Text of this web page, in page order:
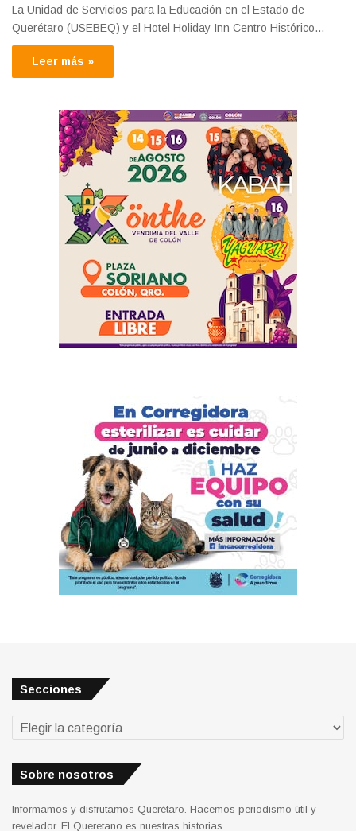
La Unidad de Servicios para la Educación en el Estado de
Querétaro (USEBEQ) y el Hotel Holiday Inn Centro Histórico…
Leer más »
Secciones
Secciones
Sobre nosotros
Informamos y disfrutamos Querétaro. Hacemos periodismo útil y
revelador. El Queretano es nuestras historias.